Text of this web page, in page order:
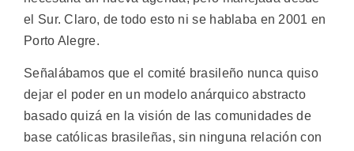
el Sur. Claro, de todo esto ni se hablaba en 2001 en
Porto Alegre.
Señalábamos que el comité brasileño nunca quiso
dejar el poder en un modelo anárquico abstracto
basado quizá en la visión de las comunidades de
base católicas brasileñas, sin ninguna relación con